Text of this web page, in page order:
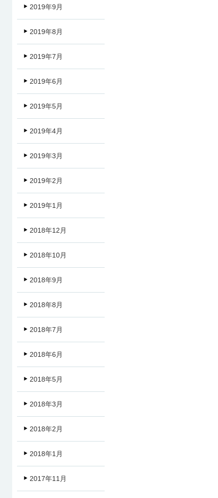
2019年9月
2019年8月
2019年7月
2019年6月
2019年5月
2019年4月
2019年3月
2019年2月
2019年1月
2018年12月
2018年10月
2018年9月
2018年8月
2018年7月
2018年6月
2018年5月
2018年3月
2018年2月
2018年1月
2017年11月